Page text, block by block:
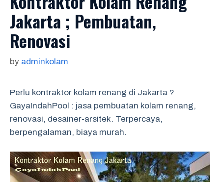
Jakarta ; Pembuatan,
Renovasi
by adminkolam
Perlu kontraktor kolam renang di Jakarta ?
GayaIndahPool : jasa pembuatan kolam renang,
renovasi, desainer-arsitek. Terpercaya,
berpengalaman, biaya murah.